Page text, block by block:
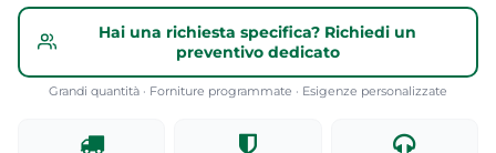
Hai una richiesta specifica? Richiedi un
preventivo dedicato
Grandi quantità · Forniture programmate · Esigenze personalizzate